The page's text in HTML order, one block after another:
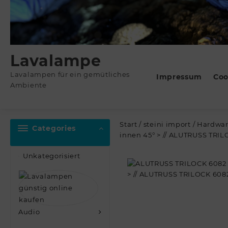
Lavalampe
Lavalampen für ein gemütliches
Ambiente
Impressum
Categories
Unkategorisiert
Audio
Start / steini import /
innen 45° > // ALUTRUSS